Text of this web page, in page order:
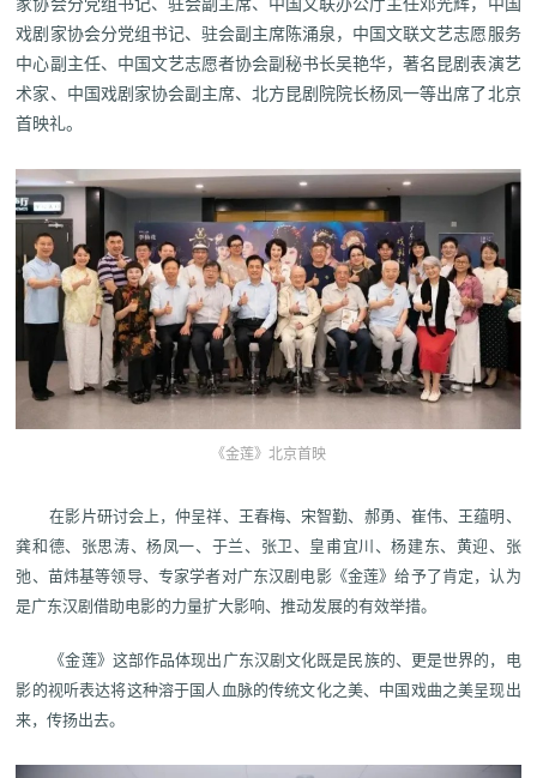
戏剧家协会分党组书记、驻会副主席陈涌泉，中国文联文艺志愿服务
中心副主任、中国文艺志愿者协会副秘书长吴艳华，著名昆剧表演艺
术家、中国戏剧家协会副主席、北方昆剧院院长杨凤一等出席了北京
首映礼。
《金莲》北京首映
在影片研讨会上，仲呈祥、王春梅、宋智勤、郝勇、崔伟、王蕴明、
龚和德、张思涛、杨凤一、于兰、张卫、皇甫宜川、杨建东、黄迎、张
弛、苗炜基等领导、专家学者对广东汉剧电影《金莲》给予了肯定，认为
是广东汉剧借助电影的力量扩大影响、推动发展的有效举措。
《金莲》这部作品体现出广东汉剧文化既是民族的、更是世界的，电
影的视听表达将这种溶于国人血脉的传统文化之美、中国戏曲之美呈现出
来，传扬出去。